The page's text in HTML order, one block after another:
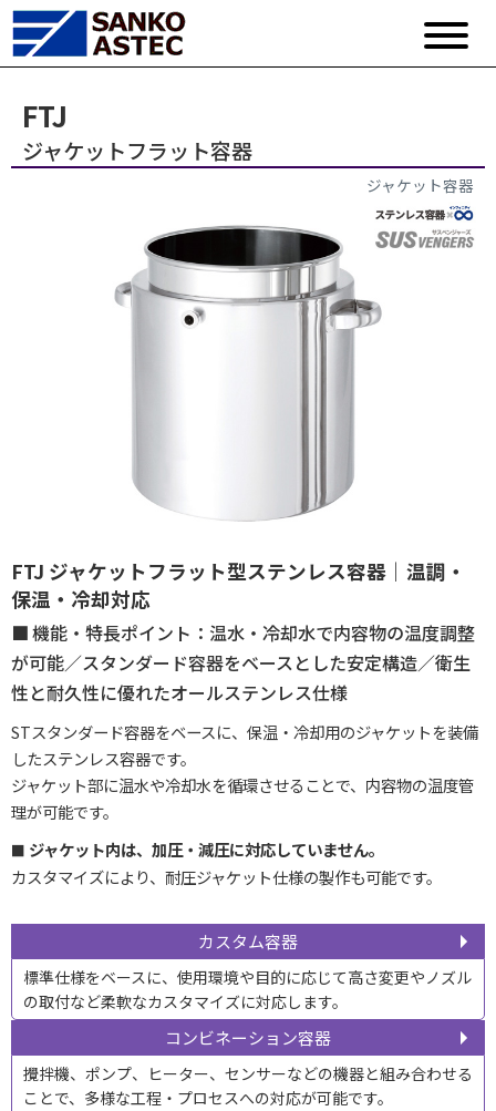
FTJ
ジャケットフラット容器
ジャケット容器
FTJ ジャケットフラット型ステンレス容器｜温調・
保温・冷却対応
機能・特長ポイント：温水・冷却水で内容物の温度調整
が可能／スタンダード容器をベースとした安定構造／衛生
性と耐久性に優れたオールステンレス仕様
STスタンダード容器をベースに、保温・冷却用のジャケットを装備
したステンレス容器です。
ジャケット部に温水や冷却水を循環させることで、内容物の温度管
理が可能です。
ジャケット内は、加圧・減圧に対応していません。
カスタマイズにより、耐圧ジャケット仕様の製作も可能です。
カスタム容器
標準仕様をベースに、使用環境や目的に応じて高さ変更やノズル
の取付など柔軟なカスタマイズに対応します。
コンビネーション容器
攪拌機、ポンプ、ヒーター、センサーなどの機器と組み合わせる
ことで、多様な工程・プロセスへの対応が可能です。